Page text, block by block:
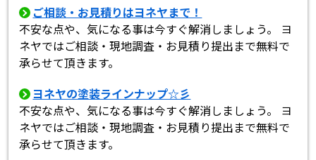
ご相談・お見積りはヨネヤまで！
不安な点や、気になる事は今すぐ解消しましょう。 ヨ
ネヤではご相談・現地調査・お見積り提出まで無料で
承らせて頂きます。
ヨネヤの塗装ラインナップ☆彡
不安な点や、気になる事は今すぐ解消しましょう。 ヨ
ネヤではご相談・現地調査・お見積り提出まで無料で
承らせて頂きます。